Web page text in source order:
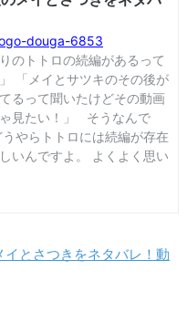
イとさつきをネタバレ！動